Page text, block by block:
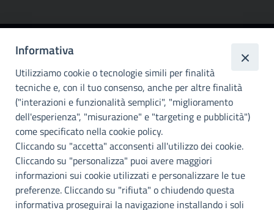
Città
metropolitana di
Palermo
INFO E CONTATTI
I nostri canali social
Accessibilità
Città Metropolitana di Palermo si impegna a rendere il proprio sito
web accessibile, conformemente al D.lgs. 10 agosto 2018, n°106
Informativa
Utilizziamo cookie o tecnologie simili per finalità
tecniche e, con il tuo consenso, anche per altre finalità
("interazioni e funzionalità semplici", "miglioramento
dell'esperienza", "misurazione" e "targeting e pubblicità")
come specificato nella cookie policy.
Cliccando su "accetta" acconsenti all'utilizzo dei cookie.
Cliccando su "personalizza" puoi avere maggiori
informazioni sui cookie utilizzati e personalizzare le tue
preferenze. Cliccando su "rifiuta" o chiudendo questa
informativa proseguirai la navigazione installando i soli